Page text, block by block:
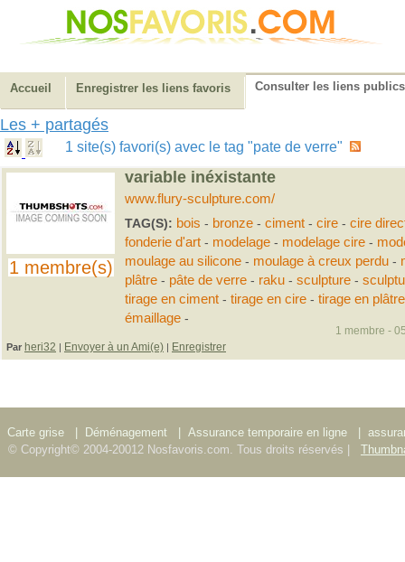
Accueil Enregistrer les liens favoris Consulter les liens publics
Les + partagés
1 site(s) favori(s) avec le tag "pate de verre"
1 membre(s)
variable inéxistante
www.flury-sculpture.com/
TAG(S): bois - bronze- ciment- cire- cire
fonderie d'art- modelage- modelage cire-
moulage au silicone- moulage à creux perdu-
plâtre- pâte de verre- raku- sculpture-
tirage en ciment- tirage en cire- tirage en plâtre
émaillage-
Par heri32 | Envoyer à un Ami(e) | Enregistrer
1 membre -
Carte grise Déménagement Assurance temporaire en ligne
© Copyright© 2004-20012 Nosfavoris.com. Tous droits réservés |